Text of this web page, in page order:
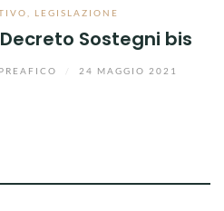
LEGISLAZIONE
Sostegni bis
24 MAGGIO 2021